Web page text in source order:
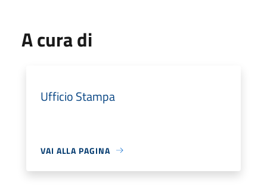
A cura di
Ufficio Stampa
VAI ALLA PAGINA